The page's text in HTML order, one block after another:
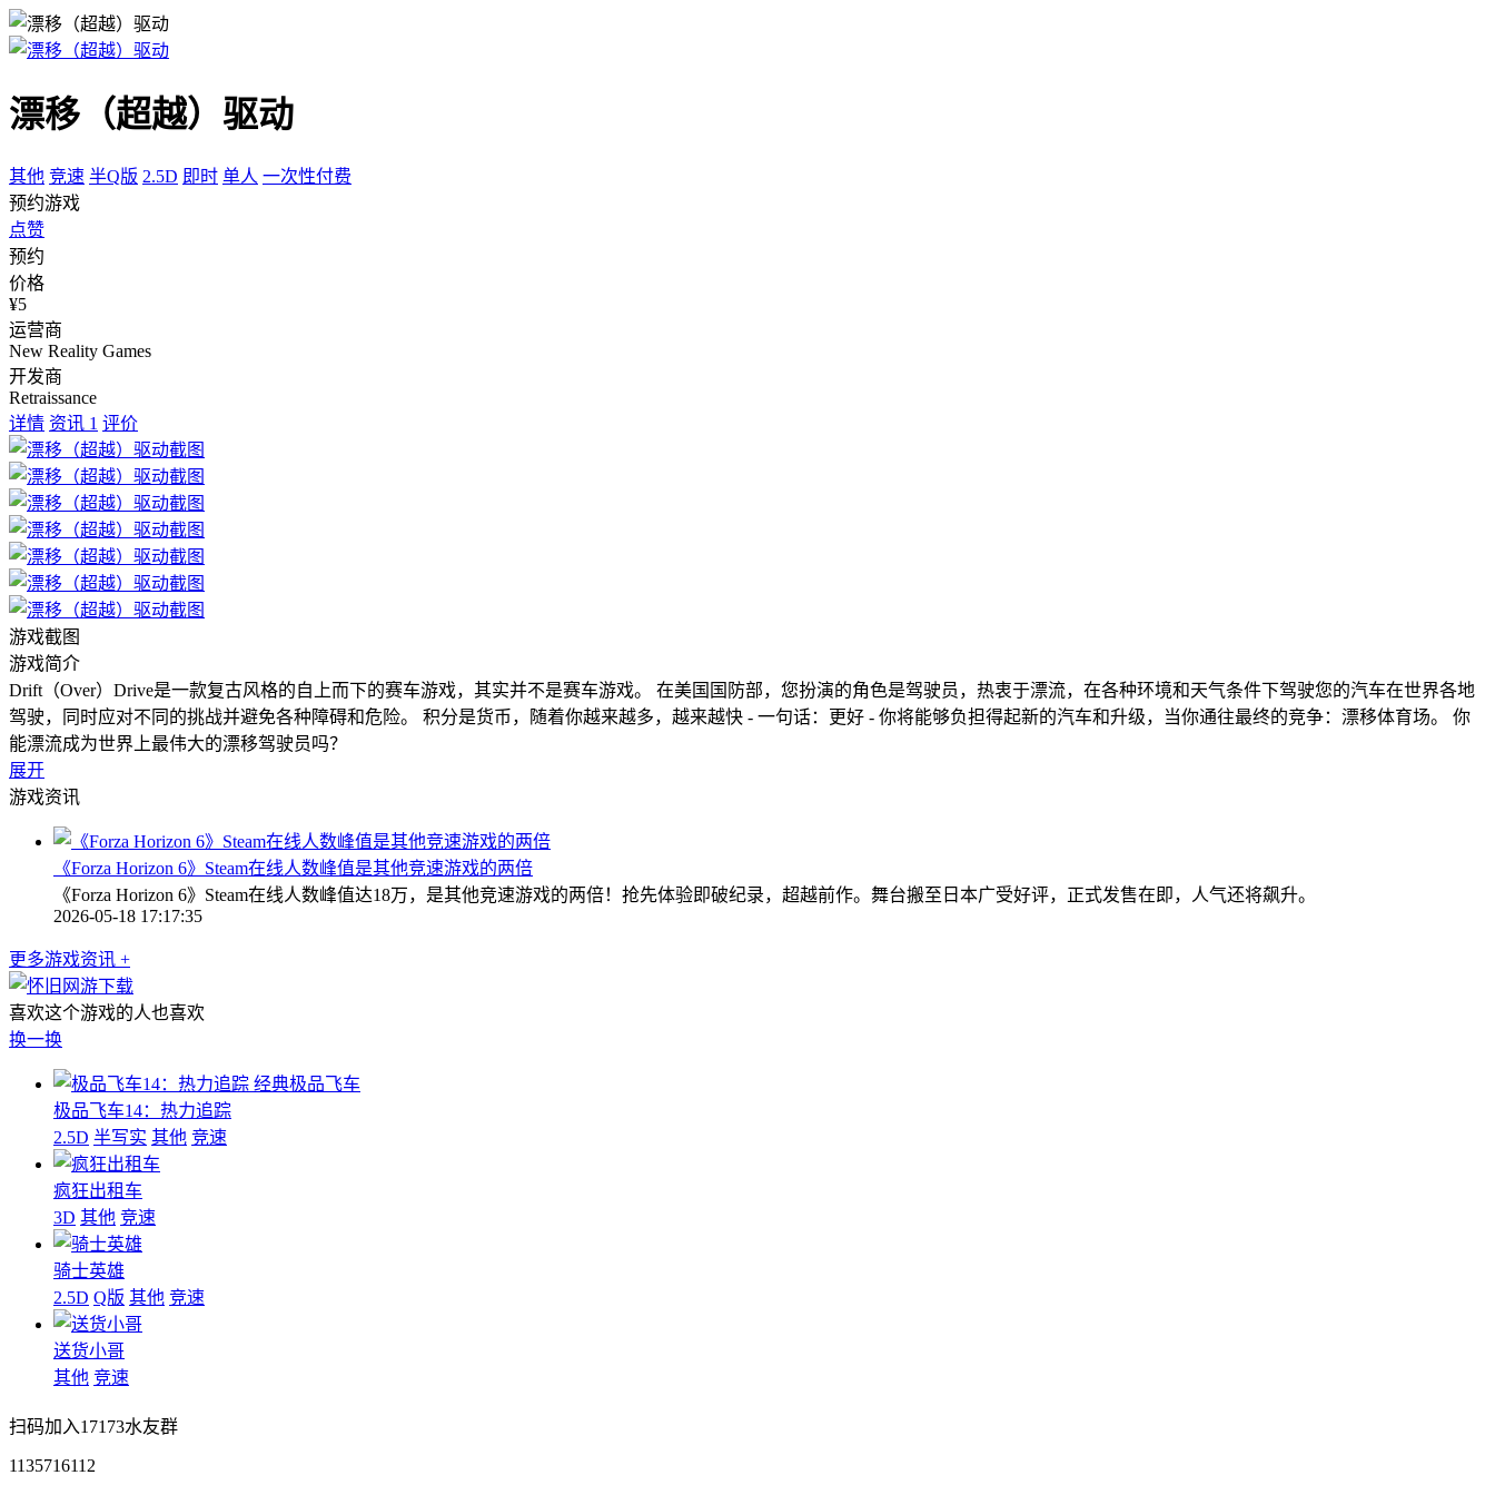
漂移（超越）驱动
其他 竞速 半Q版 2.5D 即时 单人 一次性付费
预约游戏
点赞
预约
价格
¥5
运营商
New Reality Games
开发商
Retraissance
详情 资讯 1 评价
游戏截图
游戏简介
Drift（Over）Drive是一款复古风格的自上而下的赛车游戏，其实并不是赛车游戏。 在美国国防部，您扮演的角色是驾驶员，热衷于漂流，在各种环境和天气条件下驾驶您的汽车在世界各地
驾驶，同时应对不同的挑战并避免各种障碍和危险。 积分是货币，随着你越来越多，越来越快 - 一句话：更好 - 你将能够负担得起新的汽车和升级，当你通往最终的竞争：漂移体育场。 你
能漂流成为世界上最伟大的漂移驾驶员吗？
展开
游戏资讯
《Forza Horizon 6》Steam在线人数峰值是其他竞速游戏的两倍
《Forza Horizon 6》Steam在线人数峰值达18万，是其他竞速游戏的两倍！抢先体验即破纪录，超越前作。舞台搬至日本广受好评，正式发售在即，人气还将飙升。
2026-05-18 17:17:35
更多游戏资讯 +
喜欢这个游戏的人也喜欢
换一换
经典极品飞车
极品飞车14：热力追踪
2.5D 半写实 其他 竞速
疯狂出租车
3D 其他 竞速
骑士英雄
2.5D Q版 其他 竞速
送货小哥
其他 竞速
扫码加入17173水友群
1135716112